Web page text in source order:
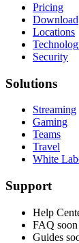
Pricing
Download
Locations
Security
Solutions
Streaming
Gaming
Teams
Travel
White
Support
Help
FAQ soon
Guides